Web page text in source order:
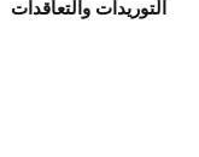
التوريدات والتعاقدات